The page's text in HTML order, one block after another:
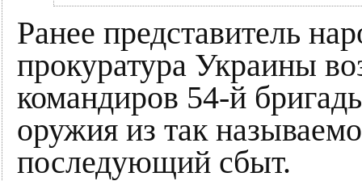
Ранее представитель
прокуратура Украины
командиров 54-й
оружия из так
последующий сбыт.